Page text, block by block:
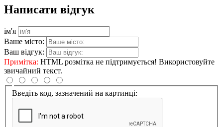
Написати відгук
ім'я
Ваше місто:
Ваш відгук:
Примітка: HTML розмітка не підтримується! Використовуйте
звичайний текст.
Введіть код, зазначений на картинці: